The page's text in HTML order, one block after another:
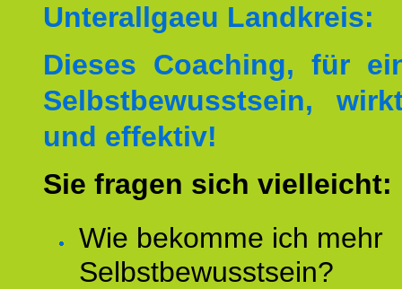
Unterallgaeu Landkreis:
Dieses Coaching, für
Selbstbewusstsein,
und effektiv!
Sie fragen sich vielleicht:
Wie bekomme ich mehr
Selbstbewusstsein?